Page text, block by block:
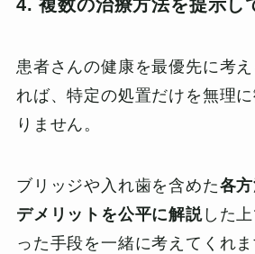
4. 複数の治療方法を提示し
患者さんの健康を最優先に考
れば、特定の処置だけを無理
りません。
ブリッジや入れ歯を含めた各
デメリットを公平に解説した
った手段を一緒に考えてくれま